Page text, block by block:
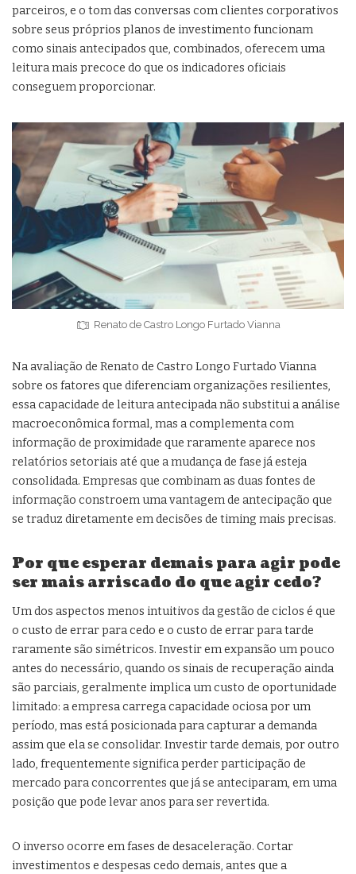
parceiros, e o tom das conversas com clientes corporativos
sobre seus próprios planos de investimento funcionam
como sinais antecipados que, combinados, oferecem uma
leitura mais precoce do que os indicadores oficiais
conseguem proporcionar.
Renato de Castro Longo Furtado Vianna
Na avaliação de Renato de Castro Longo Furtado Vianna
sobre os fatores que diferenciam organizações resilientes,
essa capacidade de leitura antecipada não substitui a análise
macroeconômica formal, mas a complementa com
informação de proximidade que raramente aparece nos
relatórios setoriais até que a mudança de fase já esteja
consolidada. Empresas que combinam as duas fontes de
informação constroem uma vantagem de antecipação que
se traduz diretamente em decisões de timing mais precisas.
Por que esperar demais para agir pode
ser mais arriscado do que agir cedo?
Um dos aspectos menos intuitivos da gestão de ciclos é que
o custo de errar para cedo e o custo de errar para tarde
raramente são simétricos. Investir em expansão um pouco
antes do necessário, quando os sinais de recuperação ainda
são parciais, geralmente implica um custo de oportunidade
limitado: a empresa carrega capacidade ociosa por um
período, mas está posicionada para capturar a demanda
assim que ela se consolidar. Investir tarde demais, por outro
lado, frequentemente significa perder participação de
mercado para concorrentes que já se anteciparam, em uma
posição que pode levar anos para ser revertida.
O inverso ocorre em fases de desaceleração. Cortar
investimentos e despesas cedo demais, antes que a